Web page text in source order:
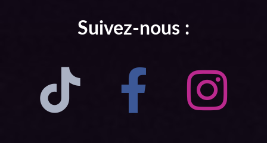
Suivez-nous :